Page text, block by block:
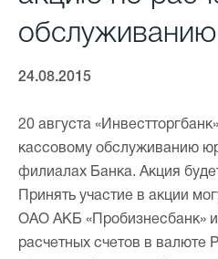
24.08.2015
20 августа
кассовому обслуживанию
филиалах Банка. Акция
Принять участие в акции
ОАО АКБ «Пробизнесбанк»
расчетных счетов в валюте